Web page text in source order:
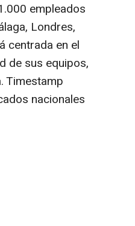
empleados
Londres,
centrada en el
de sus equipos,
Timestamp
nacionales